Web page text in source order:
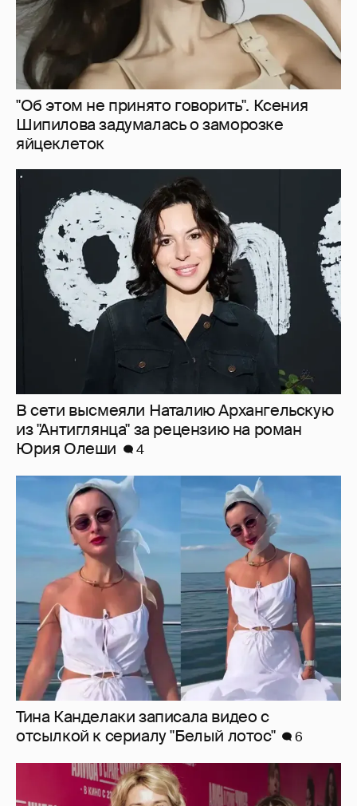
В сети высмеяли Наталию Архангельскую
из "Антиглянца" за рецензию на роман
Юрия Олеши
Тина Канделаки записала видео с
отсылкой к сериалу "Белый лотос"
6